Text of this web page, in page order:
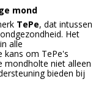
mond
TePe, dat intussen
Het
alle
kans om TePe's
mondholte niet alleen
bieden bij